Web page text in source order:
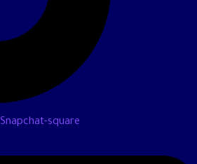
Snapchat-square